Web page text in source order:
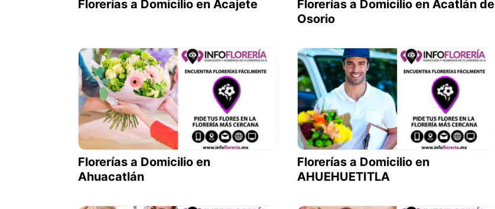
Florerías a Domicilio en Acajete
Florerías a Domicilio en Acatlán de
Osorio
Florerías a Domicilio en
Ahuacatlán
Florerías a Domicilio en
AHUEHUETITLA